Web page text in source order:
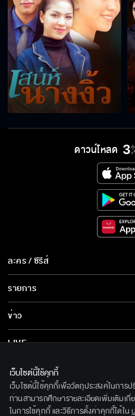
ดาวน์โหลด
ละคร / ซีรีส์
ละคร/ซีรีส์
ซีรีส์นานาชาติ
การ์ตูน & เกม
รายการ
รายการทั้งหมด
ข่าว
ข่าวทั้งหมด
ข่าวประชาสัมพันธ์
LIVE
เกี่ยวกับเรา
BEC World
รู้จักเรา
ติดตามเราได้ที่
เว็บไซต์นี้ใช้คุกกี้
เว็บไซต์นี้ใช้คุกกี้เพื่อวัตถุประสงค์ในการ
ท่านสามารถศึกษารายละเอียดเพิ่มเติมเ
ในการใช้คุกกี้ และวิธีการตั้งค่าคุกกี้ได้ใน